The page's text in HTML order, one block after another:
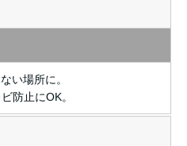
い場所に。
防止にOK。